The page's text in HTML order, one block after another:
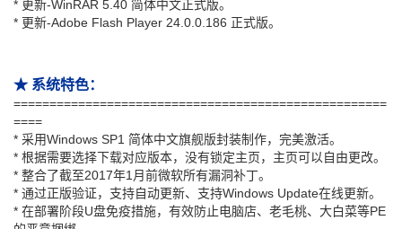
* 更新-WinRAR 5.40 简体中文正式版。
* 更新-Adobe Flash Player 24.0.0.186 正式版。
★ 系统特色：
====================================================
====
* 采用Windows SP1 简体中文旗舰版封装制作，完美激活。
* 根据需要选择下载对应版本，没有锁定主页，主页可以自由更改。
* 整合了截至2017年1月前微软所有漏洞补丁。
* 通过正版验证，支持自动更新、支持Windows Update在线更新。
* 在部署阶段U盘免疫措施，有效防止电脑店、老毛桃、大白菜等PE